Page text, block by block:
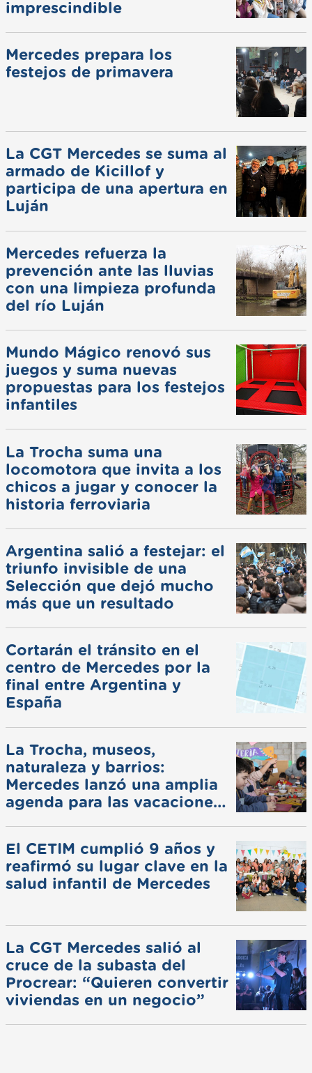
imprescindible
Mercedes prepara los
festejos de primavera
La CGT Mercedes se suma al
armado de Kicillof y
participa de una apertura en
Luján
Mercedes refuerza la
prevención ante las lluvias
con una limpieza profunda
del río Luján
Mundo Mágico renovó sus
juegos y suma nuevas
propuestas para los festejos
infantiles
La Trocha suma una
locomotora que invita a los
chicos a jugar y conocer la
historia ferroviaria
Argentina salió a festejar: el
triunfo invisible de una
Selección que dejó mucho
más que un resultado
Cortarán el tránsito en el
centro de Mercedes por la
final entre Argentina y
España
La Trocha, museos,
naturaleza y barrios:
Mercedes lanzó una amplia
agenda para las vacaciones
El CETIM cumplió 9 años y
reafirmó su lugar clave en la
salud infantil de Mercedes
La CGT Mercedes salió al
cruce de la subasta del
Procrear: “Quieren convertir
viviendas en un negocio”